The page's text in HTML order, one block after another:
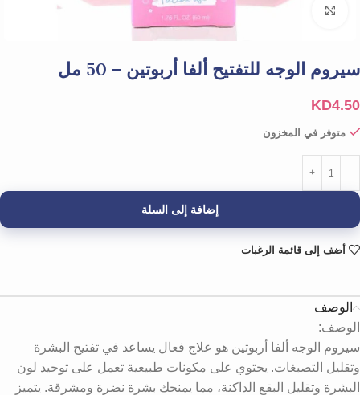
Click to enlarge
سيروم الوجه للتفتيح ألفا أربوتين – 50 مل
KD4.50
متوفر في المخزون
إضافة إلى السلة
أضف إلى قائمة الرغبات
الوصف
الوصف:
سيروم الوجه ألفا أربوتين هو علاج فعال يساعد في تفتيح البشرة
وتقليل التصبغات. يحتوي على مكونات طبيعية تعمل على توحيد لون
البشرة وتقليل البقع الداكنة، مما يمنحك بشرة نضرة ومشرقة. يتميز